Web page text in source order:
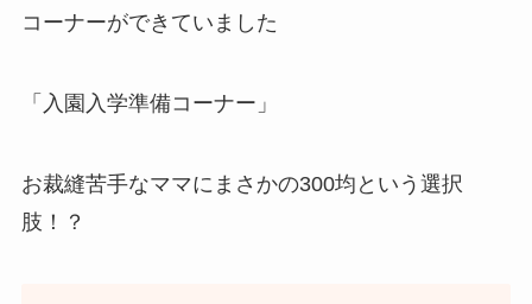
コーナーができていました
「入園入学準備コーナー」
お裁縫苦手なママにまさかの300均という選択
肢！？